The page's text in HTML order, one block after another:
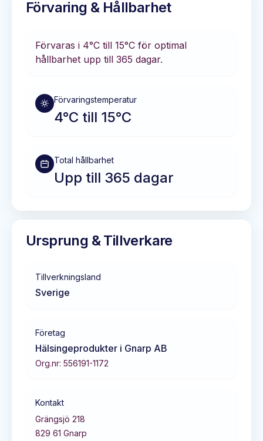
Förvaring & Hållbarhet
Förvaras i 4°C till 15°C för optimal
hållbarhet upp till 365 dagar.
Förvaringstemperatur
4°C till 15°C
Total hållbarhet
Upp till 365 dagar
Ursprung & Tillverkare
Tillverkningsland
Sverige
Företag
Hälsingeprodukter i Gnarp AB
Org.nr: 556191-1172
Kontakt
Grängsjö 218
829 61 Gnarp